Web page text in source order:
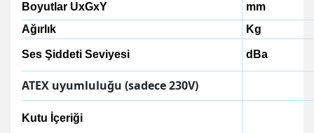
Boyutlar UxGxY
mm
Ağırlık
Kg
Ses Şiddeti Seviyesi dBa
ATEX uyumluluğu (sadece 230V)
Kutu İçeriği